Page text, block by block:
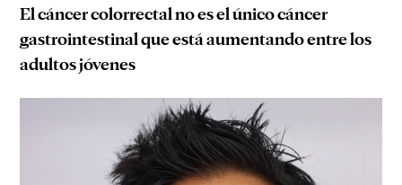
El cáncer colorrectal no es el único cáncer
gastrointestinal que está aumentando entre los
adultos jóvenes